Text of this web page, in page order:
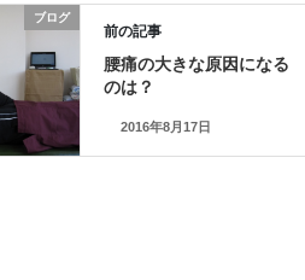
ブログ
前の記事
腰痛の大きな原因になる
のは？
2016年8月17日